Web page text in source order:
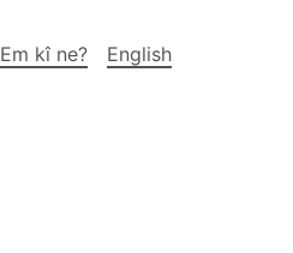
Em kî ne?
English